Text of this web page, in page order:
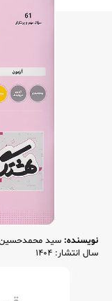
نویسنده: سید
سال انتشار: 1404